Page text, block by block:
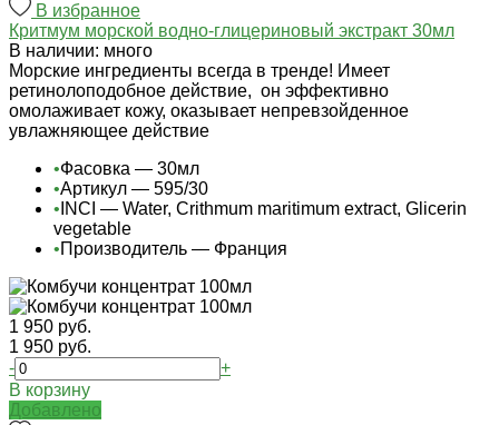
В избранное
Критмум морской водно-глицериновый экстракт 30мл
В наличии: много
Морские ингредиенты всегда в тренде! Имеет
ретинолоподобное действие, он эффективно
омолаживает кожу, оказывает непревзойденное
увлажняющее действие
•Фасовка — 30мл
•Артикул — 595/30
• INCI — Water, Crithmum maritimum extract, Glicerin
vegetable
•Производитель — Франция
1 950 руб.
1 950 руб.
-
+
В корзину
Добавлено